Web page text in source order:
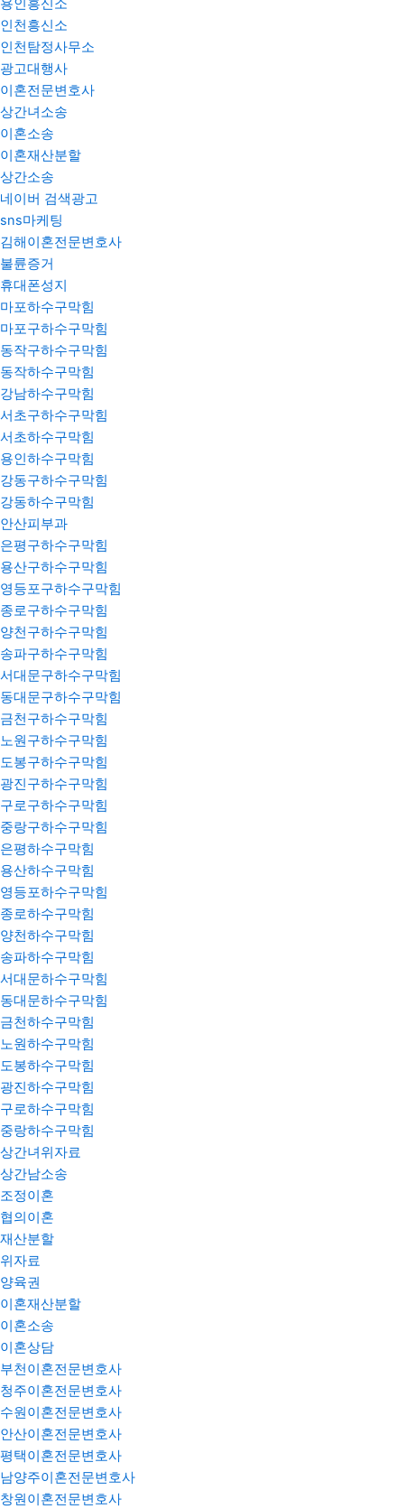
용인흥신소
인천흥신소
인천탐정사무소
광고대행사
이혼전문변호사
상간녀소송
이혼소송
이혼재산분할
상간소송
네이버 검색광고
sns마케팅
김해이혼전문변호사
불륜증거
휴대폰성지
마포하수구막힘
마포구하수구막힘
동작구하수구막힘
동작하수구막힘
강남하수구막힘
서초구하수구막힘
서초하수구막힘
용인하수구막힘
강동구하수구막힘
강동하수구막힘
안산피부과
은평구하수구막힘
용산구하수구막힘
영등포구하수구막힘
종로구하수구막힘
양천구하수구막힘
송파구하수구막힘
서대문구하수구막힘
동대문구하수구막힘
금천구하수구막힘
노원구하수구막힘
도봉구하수구막힘
광진구하수구막힘
구로구하수구막힘
중랑구하수구막힘
은평하수구막힘
용산하수구막힘
영등포하수구막힘
종로하수구막힘
양천하수구막힘
송파하수구막힘
서대문하수구막힘
동대문하수구막힘
금천하수구막힘
노원하수구막힘
도봉하수구막힘
광진하수구막힘
구로하수구막힘
중랑하수구막힘
상간녀위자료
상간남소송
조정이혼
협의이혼
재산분할
위자료
양육권
이혼재산분할
이혼소송
이혼상담
부천이혼전문변호사
청주이혼전문변호사
수원이혼전문변호사
안산이혼전문변호사
평택이혼전문변호사
남양주이혼전문변호사
창원이혼전문변호사